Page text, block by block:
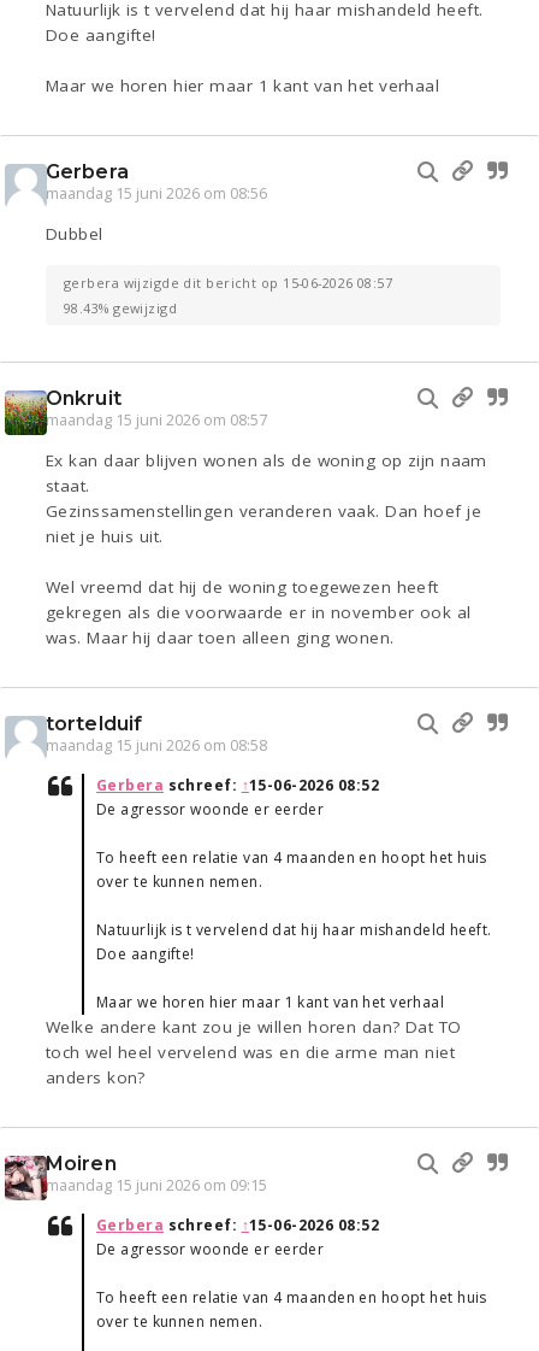
Natuurlijk is t vervelend dat hij haar mishandeld heeft.
Doe aangifte!
Maar we horen hier maar 1 kant van het verhaal
Gerbera
maandag 15 juni 2026 om 08:56
Dubbel
gerbera wijzigde dit bericht op 15-06-2026 08:57
98.43% gewijzigd
Onkruit
maandag 15 juni 2026 om 08:57
Ex kan daar blijven wonen als de woning op zijn naam
staat.
Gezinssamenstellingen veranderen vaak. Dan hoef je
niet je huis uit.
Wel vreemd dat hij de woning toegewezen heeft
gekregen als die voorwaarde er in november ook al
was. Maar hij daar toen alleen ging wonen.
tortelduif
maandag 15 juni 2026 om 08:58
Gerbera schreef: ↑15-06-2026 08:52
De agressor woonde er eerder
To heeft een relatie van 4 maanden en hoopt het huis
over te kunnen nemen.
Natuurlijk is t vervelend dat hij haar mishandeld heeft.
Doe aangifte!
Maar we horen hier maar 1 kant van het verhaal
Welke andere kant zou je willen horen dan? Dat TO
toch wel heel vervelend was en die arme man niet
anders kon?
Moiren
maandag 15 juni 2026 om 09:15
Gerbera schreef: ↑15-06-2026 08:52
De agressor woonde er eerder
To heeft een relatie van 4 maanden en hoopt het huis
over te kunnen nemen.